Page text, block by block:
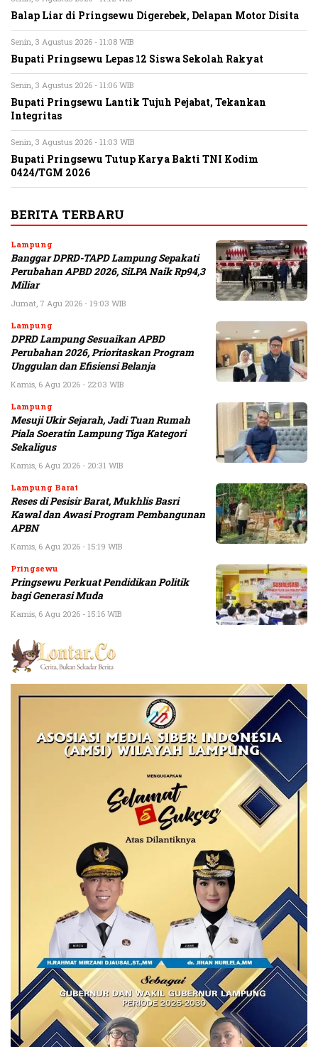
Balap Liar di Pringsewu Digerebek, Delapan Motor Disita
Senin, 3 Agustus 2026 - 11:08 WIB
Bupati Pringsewu Lepas 12 Siswa Sekolah Rakyat
Senin, 3 Agustus 2026 - 11:06 WIB
Bupati Pringsewu Lantik Tujuh Pejabat, Tekankan
Integritas
Senin, 3 Agustus 2026 - 11:03 WIB
Bupati Pringsewu Tutup Karya Bakti TNI Kodim
0424/TGM 2026
BERITA TERBARU
Lampung
Banggar DPRD-TAPD Lampung Sepakati
Perubahan APBD 2026, SiLPA Naik Rp94,3
Miliar
Jumat, 7 Agu 2026 - 19:03 WIB
Lampung
DPRD Lampung Sesuaikan APBD
Perubahan 2026, Prioritaskan Program
Unggulan dan Efisiensi Belanja
Kamis, 6 Agu 2026 - 22:03 WIB
Lampung
Mesuji Ukir Sejarah, Jadi Tuan Rumah
Piala Soeratin Lampung Tiga Kategori
Sekaligus
Kamis, 6 Agu 2026 - 20:31 WIB
Lampung Barat
Reses di Pesisir Barat, Mukhlis Basri
Kawal dan Awasi Program Pembangunan
APBN
Kamis, 6 Agu 2026 - 15:19 WIB
Pringsewu
Pringsewu Perkuat Pendidikan Politik
bagi Generasi Muda
Kamis, 6 Agu 2026 - 15:16 WIB